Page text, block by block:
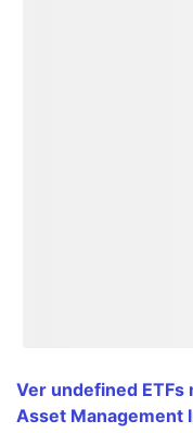
Ver undefined ETFs
Asset Management